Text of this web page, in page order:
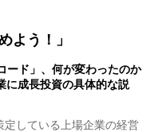
よう！」
ード」、何が変わったのか
成長投資の具体的な説
している上場企業の経営